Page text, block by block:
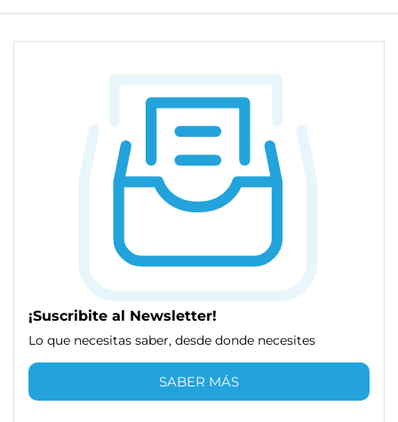
¡Suscribite al Newsletter!
Lo que necesitas saber, desde donde necesites
SABER MÁS